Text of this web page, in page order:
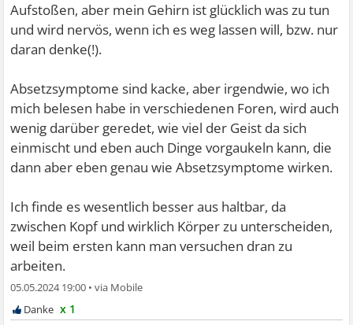
Aufstoßen, aber mein Gehirn ist glücklich was zu tun
und wird nervös, wenn ich es weg lassen will, bzw. nur
daran denke(!).
Absetzsymptome sind kacke, aber irgendwie, wo ich
mich belesen habe in verschiedenen Foren, wird auch
wenig darüber geredet, wie viel der Geist da sich
einmischt und eben auch Dinge vorgaukeln kann, die
dann aber eben genau wie Absetzsymptome wirken.
Ich finde es wesentlich besser aus haltbar, da
zwischen Kopf und wirklich Körper zu unterscheiden,
weil beim ersten kann man versuchen dran zu
arbeiten.
05.05.2024 19:00 •
x 1